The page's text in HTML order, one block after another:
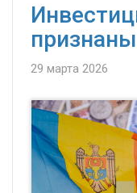
29 марта 2026